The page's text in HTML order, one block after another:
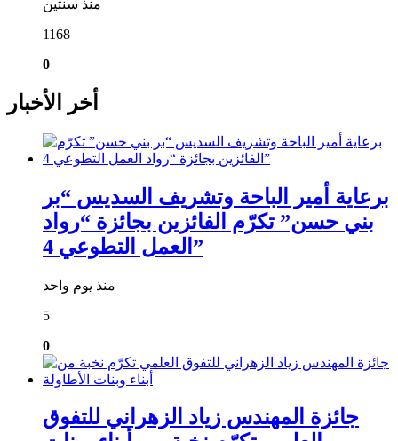
منذ سنتين
1168
0
أخر الأخبار
برعاية أمير الباحة وتشريف السديس “بر
بني حسن” تكرّم الفائزين بجائزة “رواد
العمل التطوعي 4”
منذ يوم واحد
5
0
جائزة المهندس زياد الزهراني للتفوق